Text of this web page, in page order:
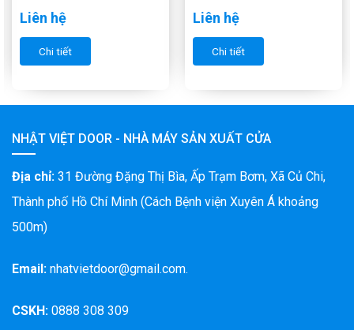
Liên hệ
Chi tiết
Liên hệ
Chi tiết
NHẬT VIỆT DOOR - NHÀ MÁY SẢN XUẤT CỬA
Địa chỉ: 31 Đường Đặng Thị Bìa, Ấp Trạm Bơm, Xã Củ Chi,
Thành phố Hồ Chí Minh (Cách Bệnh viện Xuyên Á khoảng
500m)
Email: nhatvietdoor@gmail.com.
CSKH: 0888 308 309